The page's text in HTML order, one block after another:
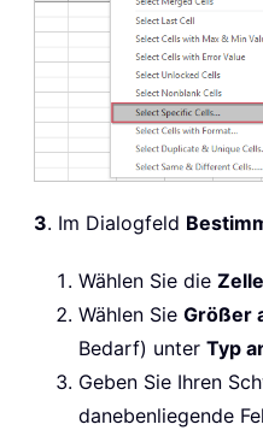
3. Im Dialogfeld
Wählen Sie die Zelle
Wählen Sie Größer
Bedarf) unter Typ
Geben Sie Ihren
danebenliegende